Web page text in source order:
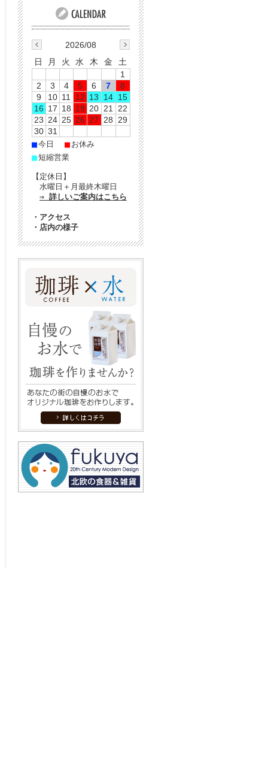
2026/08
日
月 火 水 木 金
土
1
2
3 4 5 6 7
8
9
10 11 12 13 14 15
16 17 18 19 20 21
22
23 24 25 26 27 28
29
30 31
■今日 ■ お休み
■短縮営業
【定休日】
水曜日＋月最終木曜日
⇒ 詳しいご案内はこちら
・ アクセス
・ 店内の様子